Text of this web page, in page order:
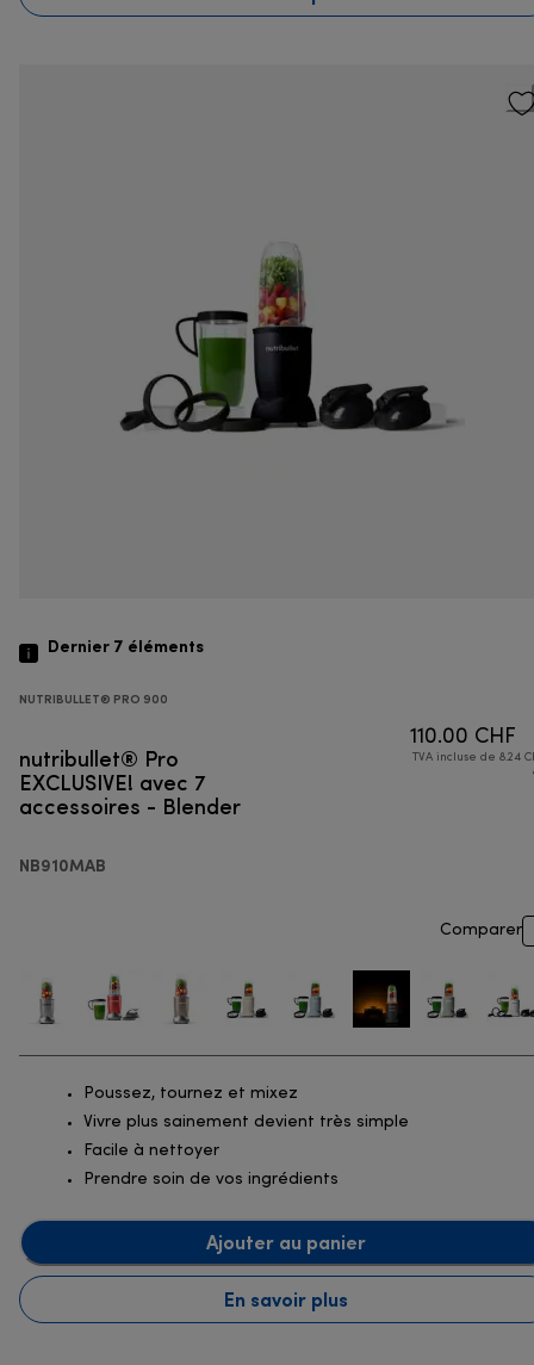
Dernier 7 éléments
NUTRIBULLET® PRO 900
nutribullet® Pro
EXCLUSIVE! avec 7
accessoires - Blender
NB910MAB
110.00 CHF
TVA incluse de 8.24
Comparer
Poussez, tournez et mixez
Vivre plus sainement devient très simple
Facile à nettoyer
Prendre soin de vos ingrédients
Ajouter au panier
En savoir plus